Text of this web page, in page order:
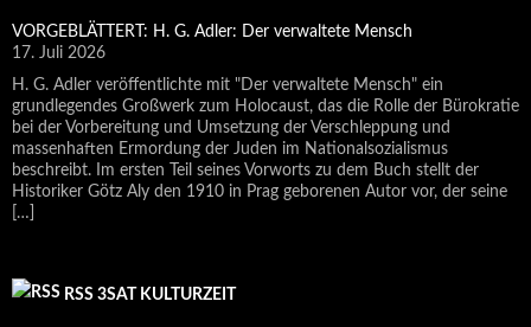
VORGEBLÄTTERT: H. G. Adler: Der verwaltete Mensch
17. Juli 2026
H. G. Adler veröffentlichte mit "Der verwaltete Mensch" ein
grundlegendes Großwerk zum Holocaust, das die Rolle der Bürokratie
bei der Vorbereitung und Umsetzung der Verschleppung und
massenhaften Ermordung der Juden im Nationalsozialismus
beschreibt. Im ersten Teil seines Vorworts zu dem Buch stellt der
Historiker Götz Aly den 1910 in Prag geborenen Autor vor, der seine
[…]
RSS 3SAT KULTURZEIT